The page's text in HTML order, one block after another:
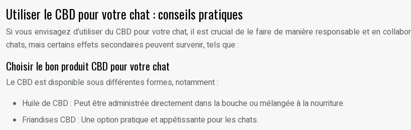
Utiliser le CBD pour votre chat : conseils pratiques
Si vous envisagez d’utiliser du CBD pour votre chat, il est crucial de le faire de manière responsable et en
chats, mais certains effets secondaires peuvent survenir, tels que :
Choisir le bon produit CBD pour votre chat
Le CBD est disponible sous différentes formes, notamment :
Huile de CBD : Peut être administrée directement dans la bouche ou mélangée à la nourriture.
Friandises CBD : Une option pratique et appétissante pour les chats.